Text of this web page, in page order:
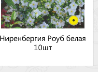
Ниренбергия Роуб белая
10шт